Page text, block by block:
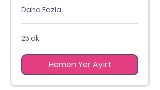
Daha Fazla
25 dk.
Hemen Yer Ayırt